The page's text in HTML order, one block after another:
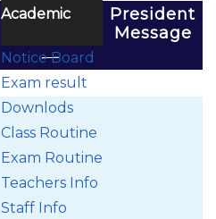
Academic
Notice Board
Exam result
Downlods
Class Routine
Exam Routine
Teachers Info
Staff Info
President
Message